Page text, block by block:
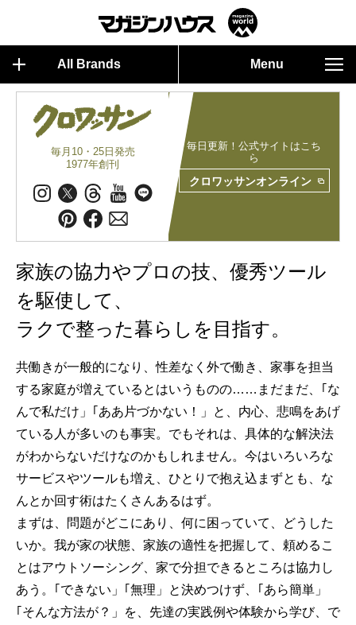
All Brands Menu
毎月10・25日発売
1977年創刊
毎日更新！公式サイトはこち
ら
クロワッサンオンライン
家族の協力やプロの技、優秀ツール
を駆使して、
ラクで整った暮らしを目指す。
共働きが一般的になり、性差なく外で働き、家事を担当
する家庭が増えているとはいうものの……まだまだ、｢な
んで私だけ」｢ああ片づかない！」と、内心、悲鳴をあげ
ている人が多いのも事実。でもそれは、具体的な解決法
がわからないだけなのかもしれません。今はいろいろな
サービスやツールも増え、ひとりで抱え込まずとも、な
んとか回す術はたくさんあるはず。
まずは、問題がどこにあり、何に困っていて、どうした
いか。我が家の状態、家族の適性を把握して、頼めるこ
とはアウトソーシング、家で分担できるところは協力し
あう。｢できない」｢無理」と決めつけず、｢あら簡単」
｢そんな方法が？」を、先達の実践例や体験から学び、で